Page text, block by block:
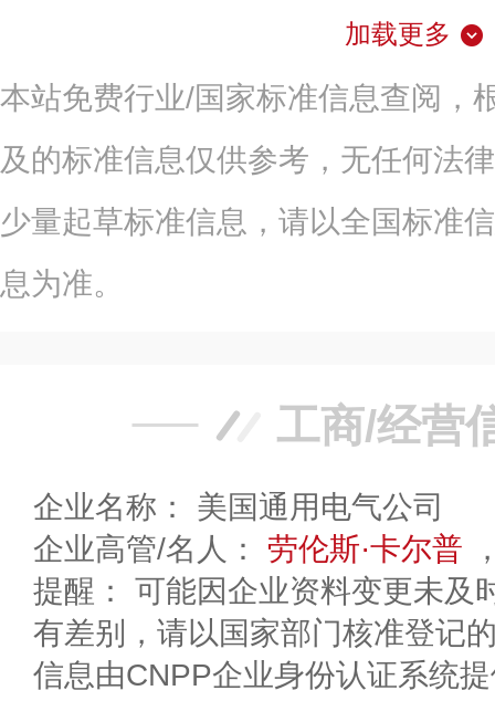
加载更多
本站免费行业/国家标准信息查阅，
及的标准信息仅供参考，无任何法
少量起草标准信息，请以全国标准
息为准。
工商/经营
企业名称： 美国通用电气公司
企业高管/名人： 劳伦斯·卡尔普
提醒： 可能因企业资料变更未及
有差别，请以国家部门核准登记
信息由CNPP企业身份认证系统